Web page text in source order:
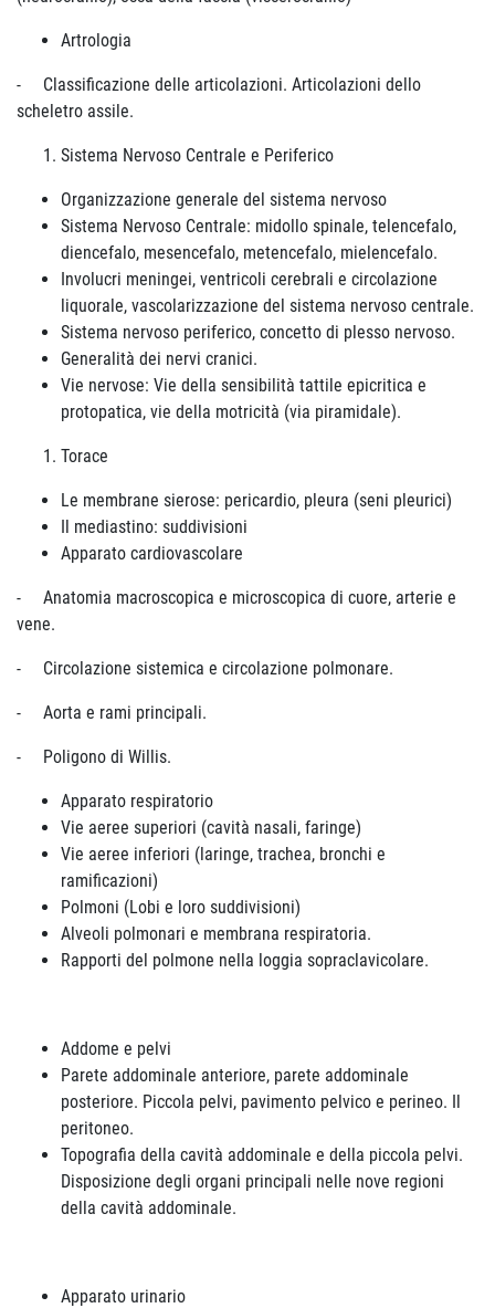
Artrologia
- Classificazione delle articolazioni. Articolazioni dello
scheletro assile.
Sistema Nervoso Centrale e Periferico
Organizzazione generale del sistema nervoso
Sistema Nervoso Centrale: midollo spinale, telencefalo,
diencefalo, mesencefalo, metencefalo, mielencefalo.
Involucri meningei, ventricoli cerebrali e circolazione
liquorale, vascolarizzazione del sistema nervoso centrale.
Sistema nervoso periferico, concetto di plesso nervoso.
Generalità dei nervi cranici.
Vie nervose: Vie della sensibilità tattile epicritica e
protopatica, vie della motricità (via piramidale).
Torace
Le membrane sierose: pericardio, pleura (seni pleurici)
Il mediastino: suddivisioni
Apparato cardiovascolare
- Anatomia macroscopica e microscopica di cuore, arterie e
vene.
- Circolazione sistemica e circolazione polmonare.
- Aorta e rami principali.
- Poligono di Willis.
Apparato respiratorio
Vie aeree superiori (cavità nasali, faringe)
Vie aeree inferiori (laringe, trachea, bronchi e
ramificazioni)
Polmoni (Lobi e loro suddivisioni)
Alveoli polmonari e membrana respiratoria.
Rapporti del polmone nella loggia sopraclavicolare.
Addome e pelvi
Parete addominale anteriore, parete addominale
posteriore. Piccola pelvi, pavimento pelvico e perineo. Il
peritoneo.
Topografia della cavità addominale e della piccola pelvi.
Disposizione degli organi principali nelle nove regioni
della cavità addominale.
Apparato urinario